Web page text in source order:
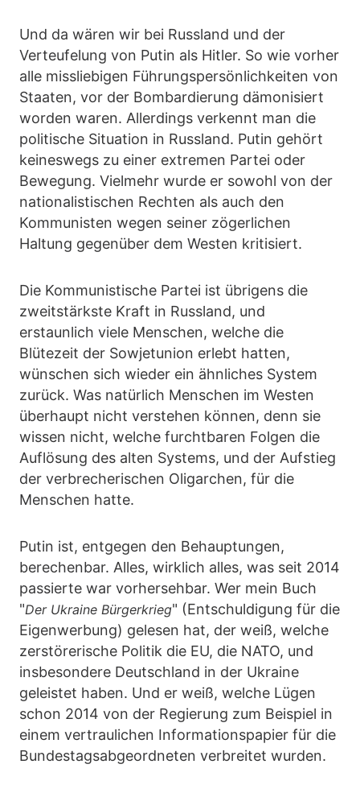
Und da wären wir bei Russland und der
Verteufelung von Putin als Hitler. So wie vorher
alle missliebigen Führungspersönlichkeiten von
Staaten, vor der Bombardierung dämonisiert
worden waren. Allerdings verkennt man die
politische Situation in Russland. Putin gehört
keineswegs zu einer extremen Partei oder
Bewegung. Vielmehr wurde er sowohl von der
nationalistischen Rechten als auch den
Kommunisten wegen seiner zögerlichen
Haltung gegenüber dem Westen kritisiert.
Die Kommunistische Partei ist übrigens die
zweitstärkste Kraft in Russland, und
erstaunlich viele Menschen, welche die
Blütezeit der Sowjetunion erlebt hatten,
wünschen sich wieder ein ähnliches System
zurück. Was natürlich Menschen im Westen
überhaupt nicht verstehen können, denn sie
wissen nicht, welche furchtbaren Folgen die
Auflösung des alten Systems, und der Aufstieg
der verbrecherischen Oligarchen, für die
Menschen hatte.
Putin ist, entgegen den Behauptungen,
berechenbar. Alles, wirklich alles, was seit 2014
passierte war vorhersehbar. Wer mein Buch
"Der Ukraine Bürgerkrieg" (Entschuldigung für die
Eigenwerbung) gelesen hat, der weiß, welche
zerstörerische Politik die EU, die NATO, und
insbesondere Deutschland in der Ukraine
geleistet haben. Und er weiß, welche Lügen
schon 2014 von der Regierung zum Beispiel in
einem vertraulichen Informationspapier für die
Bundestagsabgeordneten verbreitet wurden.